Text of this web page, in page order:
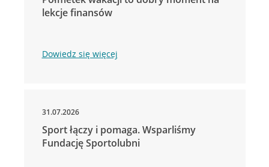
lekcje finansów
Dowiedz się więcej
31.07.2026
Sport łączy i pomaga. Wsparliśmy
Fundację Sportolubni